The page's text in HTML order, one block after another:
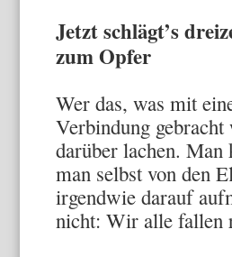
Jetzt schlägt’s
zum Opfer
Wer das, was mit
Verbindung
darüber lachen. Man
man selbst von den
irgendwie darauf
nicht: Wir alle fallen